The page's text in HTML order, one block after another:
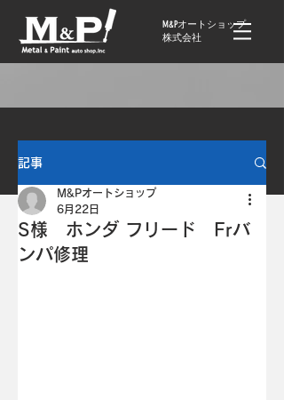
M&Pオートショップ
株式会社
記事
S様 ホンダ フリード Frバ
ンパ修理
M&Pオートショップ
6月22日